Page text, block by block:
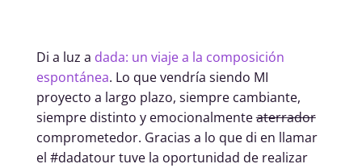
Di a luz a dada: un viaje a la composición
espontánea. Lo que vendría siendo MI
proyecto a largo plazo, siempre cambiante,
siempre distinto y emocionalmenteaterrador
comprometedor. Gracias a lo que di en llamar
el #dadatour tuve la oportunidad de realizar